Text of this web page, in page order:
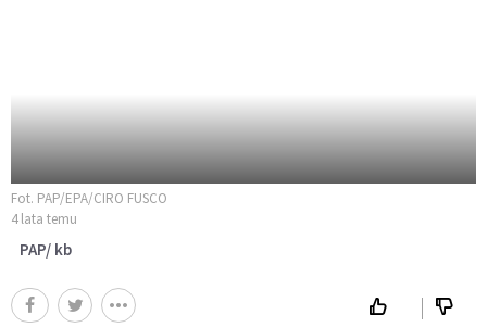
Fot. PAP/EPA/CIRO FUSCO
4 lata temu
PAP/ kb